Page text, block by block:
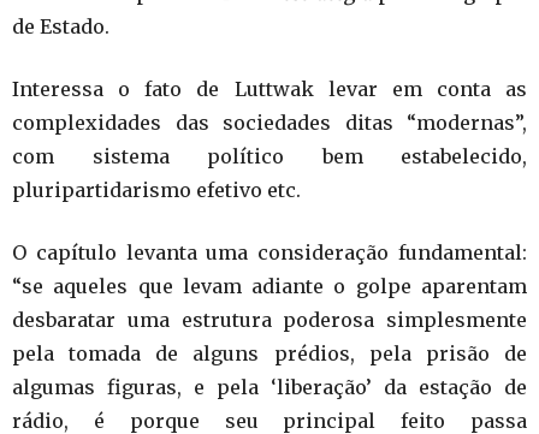
de Estado.
Interessa o fato de Luttwak levar em conta as
complexidades das sociedades ditas “modernas”,
com sistema político bem estabelecido,
pluripartidarismo efetivo etc.
O capítulo levanta uma consideração fundamental:
“se aqueles que levam adiante o golpe aparentam
desbaratar uma estrutura poderosa simplesmente
pela tomada de alguns prédios, pela prisão de
algumas figuras, e pela ‘liberação’ da estação de
rádio, é porque seu principal feito passa